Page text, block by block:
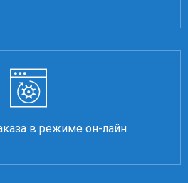
в режиме он-лайн